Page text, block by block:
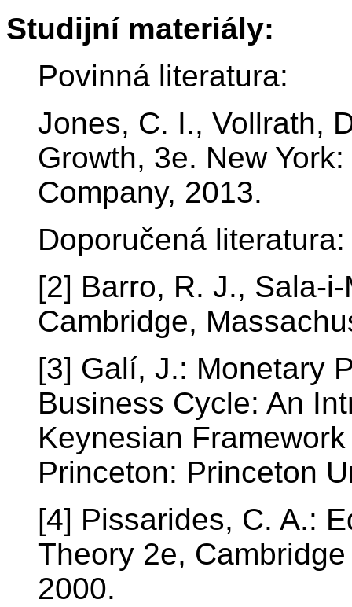
Studijní materiály:
Povinná literatura:
Jones, C. I., Vollrath,
Growth, 3e. New
Company, 2013.
Doporučená literatura:
[2] Barro, R. J., Sala-
Cambridge,
[3] Galí, J.: Monetary
Business Cycle: An
Keynesian
Princeton: Princeton
[4] Pissarides, C. A.:
Theory 2e,
2000.